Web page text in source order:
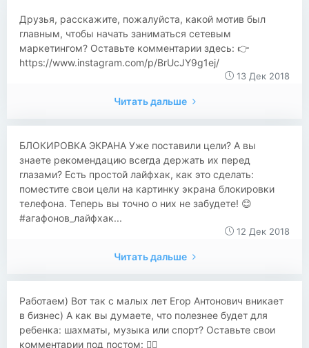
Друзья, расскажите, пожалуйста, какой мотив был
главным, чтобы начать заниматься сетевым
маркетингом? Оставьте комментарии здесь: 👉
https://www.instagram.com/p/BrUcJY9g1ej/
13 Дек 2018
Читать дальше
БЛОКИРОВКА ЭКРАНА Уже поставили цели? А вы
знаете рекомендацию всегда держать их перед
глазами? Есть простой лайфхак, как это сделать:
поместите свои цели на картинку экрана блокировки
телефона. Теперь вы точно о них не забудете! 😊
#агафонов_лайфхак...
12 Дек 2018
Читать дальше
Работаем) Вот так с малых лет Егор Антонович вникает
в бизнес) А как вы думаете, что полезнее будет для
ребенка: шахматы, музыка или спорт? Оставьте свои
комментарии под постом: 👉🏻